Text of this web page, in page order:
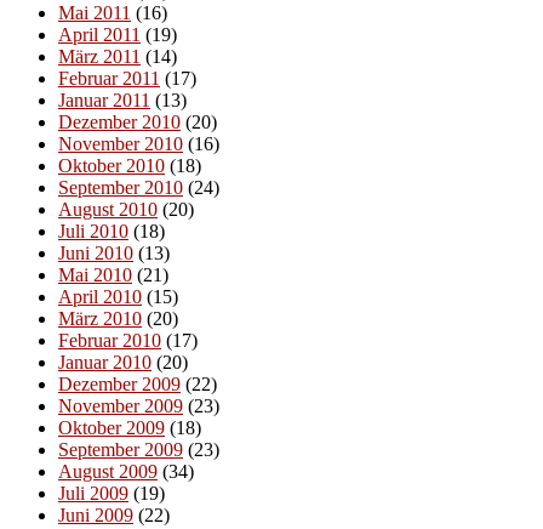
Mai 2011 (16)
April 2011 (19)
März 2011 (14)
Februar 2011 (17)
Januar 2011 (13)
Dezember 2010 (20)
November 2010 (16)
Oktober 2010 (18)
September 2010 (24)
August 2010 (20)
Juli 2010 (18)
Juni 2010 (13)
Mai 2010 (21)
April 2010 (15)
März 2010 (20)
Februar 2010 (17)
Januar 2010 (20)
Dezember 2009 (22)
November 2009 (23)
Oktober 2009 (18)
September 2009 (23)
August 2009 (34)
Juli 2009 (19)
Juni 2009 (22)